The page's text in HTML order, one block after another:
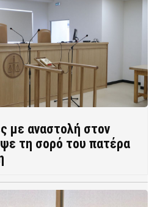
με αναστολή στον
τη σορό του πατέρα